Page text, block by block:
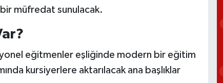
müfredat sunulacak.
eğitmenler eşliğinde modern bir eğitim
kursiyerlere aktarılacak ana başlıklar